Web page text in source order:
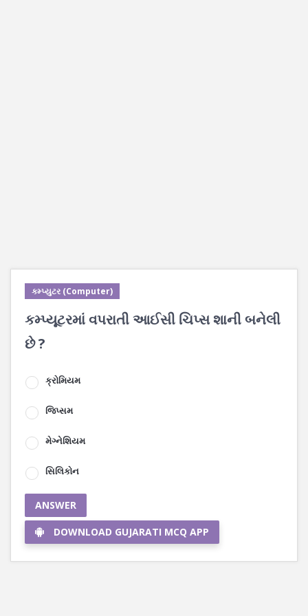
કમ્પ્યુટર (Computer)
કમ્પ્યૂટરમાં વપરાતી આઈસી ચિપ્સ શાની બનેલી
છે ?
ક્રોમિયમ
જિપ્સમ
મેગ્નેશિયમ
સિલિકોન
ANSWER
DOWNLOAD GUJARATI MCQ APP